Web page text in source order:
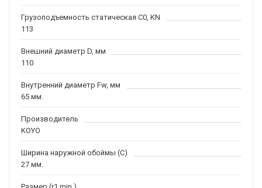
Грузоподъемность статическая C0, KN
113
Внешний диаметр D, мм
110
Внутренний диаметр Fw, мм
65 мм.
Производитель
KOYO
Ширина наружной обоймы (C)
27 мм.